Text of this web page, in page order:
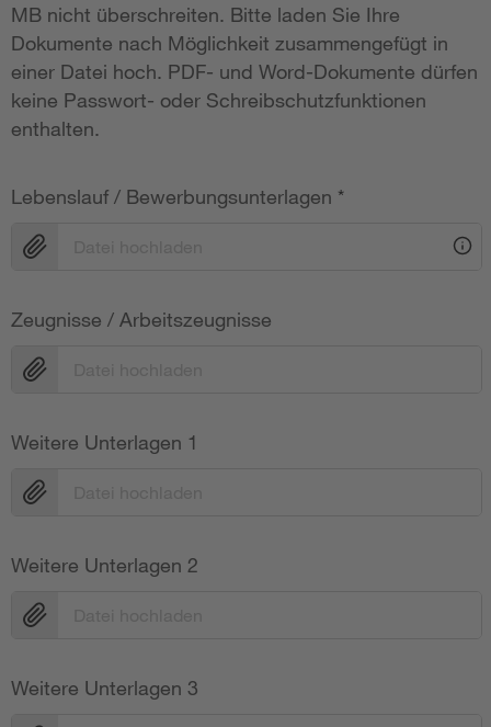
MB nicht überschreiten. Bitte laden Sie Ihre
Dokumente nach Möglichkeit zusammengefügt in
einer Datei hoch. PDF- und Word-Dokumente dürfen
keine Passwort- oder Schreibschutzfunktionen
enthalten.
Lebenslauf / Bewerbungsunterlagen *
Zeugnisse / Arbeitszeugnisse
Weitere Unterlagen 1
Weitere Unterlagen 2
Weitere Unterlagen 3